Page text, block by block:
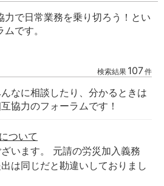
力で日常業務を乗り切ろう！とい
です。
検索結果 107件
なに相談したり、分かるときは
協力のフォーラムです！
ついて
います。 元請の労災加入義務
は同じだと勘違いしておりまし